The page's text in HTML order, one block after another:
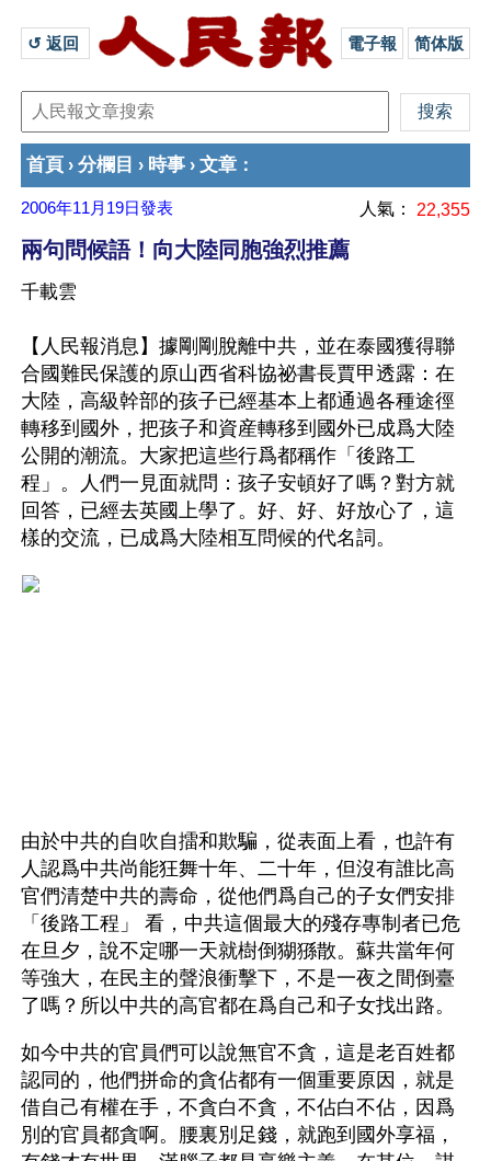
↺ 返回 電子報 简体版
首頁 › 分欄目 › 時事 › 文章 ：
2006年11月19日發表 人氣： 22,355
兩句問候語！向大陸同胞強烈推薦
千載雲
【人民報消息】據剛剛脫離中共，並在泰國獲得聯
合國難民保護的原山西省科協祕書長賈甲透露：在
大陸，高級幹部的孩子已經基本上都通過各種途徑
轉移到國外，把孩子和資産轉移到國外已成爲大陸
公開的潮流。大家把這些行爲都稱作「後路工
程」。人們一見面就問：孩子安頓好了嗎？對方就
回答，已經去英國上學了。好、好、好放心了，這
樣的交流，已成爲大陸相互問候的代名詞。
由於中共的自吹自擂和欺騙，從表面上看，也許有
人認爲中共尚能狂舞十年、二十年，但沒有誰比高
官們清楚中共的壽命，從他們爲自己的子女們安排
「後路工程」 看，中共這個最大的殘存專制者已危
在旦夕，說不定哪一天就樹倒猢猻散。蘇共當年何
等強大，在民主的聲浪衝擊下，不是一夜之間倒臺
了嗎？所以中共的高官都在爲自己和子女找出路。
如今中共的官員們可以說無官不貪，這是老百姓都
認同的，他們拼命的貪佔都有一個重要原因，就是
借自己有權在手，不貪白不貪，不佔白不佔，因爲
別的官員都貪啊。腰裏別足錢，就跑到國外享福，